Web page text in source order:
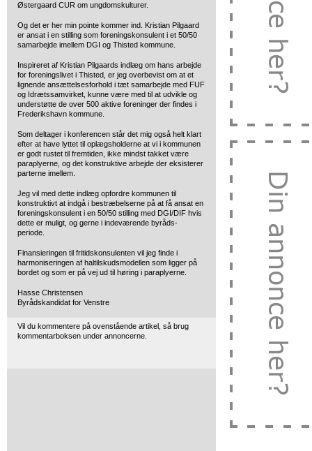
Østergaard CUR om ungdomskulturer.
Og det er her min pointe kommer ind. Kristian Pilgaard
er ansat i en stilling som foreningskonsulent i et 50/50
samarbejde imellem DGI og Thisted kommune.
Inspireret af Kristian Pilgaards indlæg om hans arbejde
for foreningslivet i Thisted, er jeg overbevist om at et
lignende ansættelsesforhold i tæt samarbejde med FUF
og Idrætssamvirket, kunne være med til at udvikle og
understøtte de over 500 aktive foreninger der findes i
Frederikshavn kommune.
Som deltager i konferencen står det mig også helt klart
efter at have lyttet til oplægsholderne at vi i kommunen
er godt rustet til fremtiden, ikke mindst takket være
paraplyerne, og det konstruktive arbejde der eksisterer
parterne imellem.
Jeg vil med dette indlæg opfordre kommunen til
konstruktivt at indgå i bestræbelserne på at få ansat en
foreningskonsulent i en 50/50 stilling med DGI/DIF hvis
dette er muligt, og gerne i indeværende byråds-
periode.
Finansieringen til fritidskonsulenten vil jeg finde i
harmoniseringen af haltilskudsmodellen som ligger på
bordet og som er på vej ud til høring i paraplyerne.
Hasse Christensen
Byrådskandidat for Venstre
Vil du kommentere på ovenstående artikel, så brug
kommentarboksen under annoncerne.